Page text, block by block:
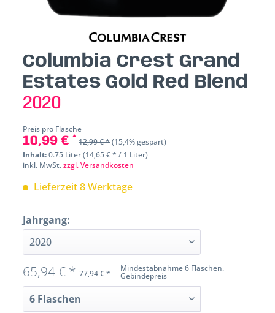
Columbia Crest Grand
Estates Gold Red Blend
2020
Preis pro Flasche
10,99 € * 12,99 € *(15,4% gespart)
Inhalt:0.75 Liter (14,65 € * / 1 Liter)
inkl. MwSt.zzgl. Versandkosten
Lieferzeit 8 Werktage
Jahrgang:
Mindestabnahme 6 Flaschen.
Gebindepreis
65,94 € * 77,94 € *